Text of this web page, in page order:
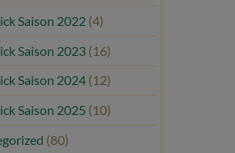
Saison 2022 (4)
Saison 2023 (16)
Saison 2024 (12)
Saison 2025 (10)
(80)